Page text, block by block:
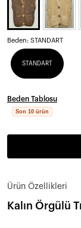
Beden: STANDART
STANDART
Beden Tablosu
Son 10 ürün
Ürün Özellikleri
Kalın Örgülü